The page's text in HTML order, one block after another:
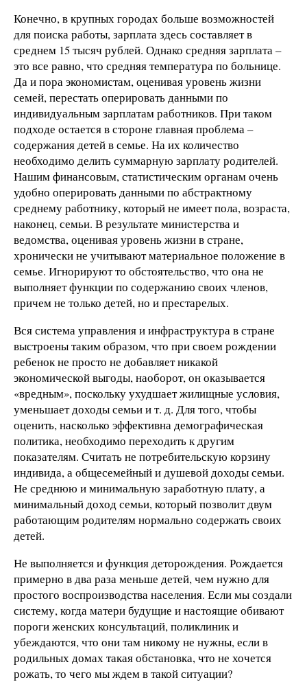
Конечно, в крупных городах больше возможностей
для поиска работы, зарплата здесь составляет в
среднем 15 тысяч рублей. Однако средняя зарплата –
это все равно, что средняя температура по больнице.
Да и пора экономистам, оценивая уровень жизни
семей, перестать оперировать данными по
индивидуальным зарплатам работников. При таком
подходе остается в стороне главная проблема –
содержания детей в семье. На их количество
необходимо делить суммарную зарплату родителей.
Нашим финансовым, статистическим органам очень
удобно оперировать данными по абстрактному
среднему работнику, который не имеет пола, возраста,
наконец, семьи. В результате министерства и
ведомства, оценивая уровень жизни в стране,
хронически не учитывают материальное положение в
семье. Игнорируют то обстоятельство, что она не
выполняет функции по содержанию своих членов,
причем не только детей, но и престарелых.
Вся система управления и инфраструктура в стране
выстроены таким образом, что при своем рождении
ребенок не просто не добавляет никакой
экономической выгоды, наоборот, он оказывается
«вредным», поскольку ухудшает жилищные условия,
уменьшает доходы семьи и т. д. Для того, чтобы
оценить, насколько эффективна демографическая
политика, необходимо переходить к другим
показателям. Считать не потребительскую корзину
индивида, а общесемейный и душевой доходы семьи.
Не среднюю и минимальную заработную плату, а
минимальный доход семьи, который позволит двум
работающим родителям нормально содержать своих
детей.
Не выполняется и функция деторождения. Рождается
примерно в два раза меньше детей, чем нужно для
простого воспроизводства населения. Если мы создали
систему, когда матери будущие и настоящие обивают
пороги женских консультаций, поликлиник и
убеждаются, что они там никому не нужны, если в
родильных домах такая обстановка, что не хочется
рожать, то чего мы ждем в такой ситуации?